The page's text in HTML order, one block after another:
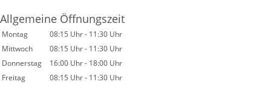
Allgemeine Öffnungszeit
Montag 08:15 Uhr- 11:30 Uhr
Mittwoch
08:15 Uhr- 11:30 Uhr
Donnerstag
16:00 Uhr- 18:00 Uhr
Freitag
08:15 Uhr- 11:30 Uhr